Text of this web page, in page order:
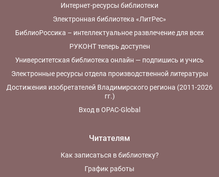
Интернет-ресурсы библиотеки
Электронная библиотека «ЛитРес»
БиблиоРоссика – интеллектуальное развлечение для всех
РУКОНТ теперь доступен
Университетская библиотека онлайн — подпишись и учись
Электронные ресурсы отдела производственной литературы
Достижения изобретателей Владимирского региона (2011-2026
гг.)
Вход в OPAC-Global
Читателям
Как записаться в библиотеку?
График работы